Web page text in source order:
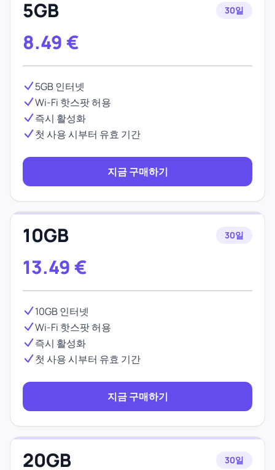
5GB 30일
8.49 €
5GB 인터넷
Wi-Fi 핫스팟 허용
즉시 활성화
첫 사용 시부터 유효 기간
지금 구매하기
10GB 30일
13.49 €
10GB 인터넷
Wi-Fi 핫스팟 허용
즉시 활성화
첫 사용 시부터 유효 기간
지금 구매하기
20GB 30일